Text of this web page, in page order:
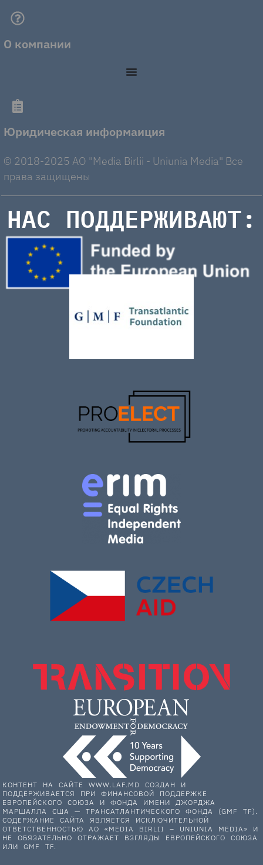
О компании
Юридическая информаиция
© 2018-2025 AO "Media Birlii - Uniunia Media" Все
права защищены
НАС ПОДДЕРЖИВАЮТ:
КОНТЕНТ НА САЙТЕ WWW.LAF.MD СОЗДАН И
ПОДДЕРЖИВАЕТСЯ ПРИ ФИНАНСОВОЙ ПОДДЕРЖКЕ
ЕВРОПЕЙСКОГО СОЮЗА И ФОНДА ИМЕНИ ДЖОРДЖА
МАРШАЛЛА США — ТРАНСАТЛАНТИЧЕСКОГО ФОНДА (GMF TF).
СОДЕРЖАНИЕ САЙТА ЯВЛЯЕТСЯ ИСКЛЮЧИТЕЛЬНОЙ
ОТВЕТСТВЕННОСТЬЮ АО «MEDIA BIRLII – UNIUNIA MEDIA» И
НЕ ОБЯЗАТЕЛЬНО ОТРАЖАЕТ ВЗГЛЯДЫ ЕВРОПЕЙСКОГО СОЮЗА
ИЛИ GMF TF.